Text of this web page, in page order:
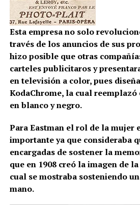
Esta empresa no solo
través de los anuncios de sus
hizo posible que otras
carteles publicitaros y
en televisión a color, pues
KodaChrome, la cual
en blanco y negro.
Para Eastman el rol de la mujer
importante ya que consideraba
encargadas de sostener la
que en 1908 creó la imagen de
cual se mostraba sosteniendo
mano.